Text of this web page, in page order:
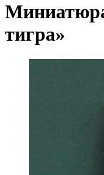
тигра»